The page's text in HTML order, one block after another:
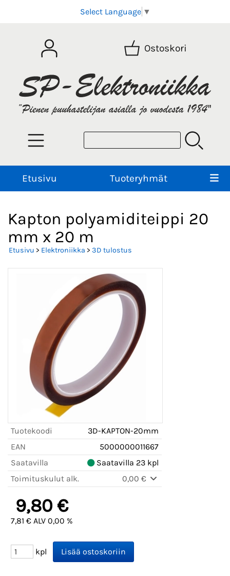
Select Language ▼
Ostoskori
Etusivu Tuoteryhmät
Kapton polyamiditeippi 20
mm x 20 m
Etusivu > Elektroniikka > 3D tulostus
Tuotekoodi
3D-KAPTON-20mm
EAN
5000000011667
Saatavilla
Saatavilla 23 kpl
Toimituskulut alk.
0,00 €
9,80 €
7,81 € ALV 0,00 %
kpl